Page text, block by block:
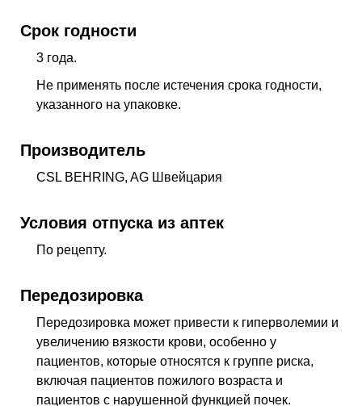
Срок годности
3 года.
Не применять после истечения срока годности,
указанного на упаковке.
Производитель
CSL BEHRING, AG Швейцария
Условия отпуска из аптек
По рецепту.
Передозировка
Передозировка может привести к гиперволемии и
увеличению вязкости крови, особенно у
пациентов, которые относятся к группе риска,
включая пациентов пожилого возраста и
пациентов с нарушенной функцией почек.